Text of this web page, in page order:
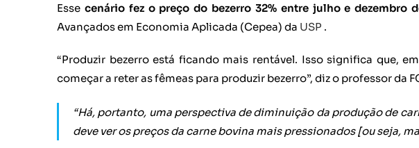
Esse cenário fez o preço do bezerro 32% entre julho e dezembro
Avançados em Economia Aplicada (Cepea) da USP .
“Produzir bezerro está ficando mais rentável. Isso significa que,
começar a reter as fêmeas para produzir bezerro”, diz o professor da
“Há, portanto, uma perspectiva de diminuição da produção de
deve ver os preços da carne bovina mais pressionados [ou seja,